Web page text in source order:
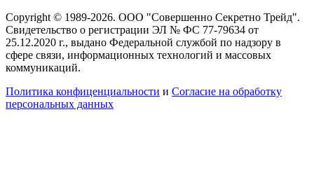
Copyright © 1989-2026. ООО "Совершенно Секретно Трейд".
Свидетельство о регистрации ЭЛ № ФС 77-79634 от
25.12.2020 г., выдано Федеральной службой по надзору в
сфере связи, информационных технологий и массовых
коммуникаций.
Политика конфиценциальности и Согласие на обработку
персональных данных